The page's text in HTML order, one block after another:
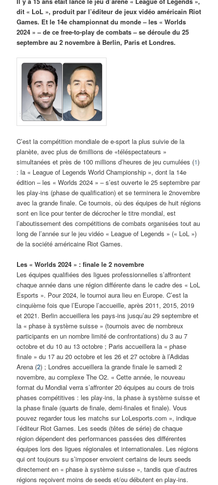
dit « LoL », produit par l’éditeur de jeux vidéo américain Riot
Games. Et le 14e championnat du monde – les « Worlds
2024 » – de ce free-to-play de combats – se déroule du 25
septembre au 2 novembre à Berlin, Paris et Londres.
C’est la compétition mondiale de e-sport la plus suivie de la
planète, avec plus de 6millions de «téléspectateurs »
simultanées et près de 100 millions d’heures de jeu cumulées (1)
: la « League of Legends World Championship », dont la 14e
édition – les « Worlds 2024 » – s’est ouverte le 25 septembre par
les play-ins (phase de qualification) et se terminera le 2novembre
avec la grande finale. Ce tournois, où des équipes de huit régions
sont en lice pour tenter de décrocher le titre mondial, est
l’aboutissement des compétitions de combats organisées tout au
long de l’année sur le jeu vidéo « League of Legends » (« LoL »)
de la société américaine Riot Games.
Les « Worlds 2024 » : finale le 2 novembre
Les équipes qualifiées des ligues professionnelles s’affrontent
chaque année dans une région différente dans le cadre des « LoL
Esports ». Pour 2024, le tournoi aura lieu en Europe. C’est la
cinquième fois que l’Europe l’accueille, après 2011, 2015, 2019
et 2021. Berlin accueillera les pays-ins jusqu’au 29 septembre et
la « phase à système suisse » (tournois avec de nombreux
participants en un nombre limité de confrontations) du 3 au 7
octobre et du 10 au 13 octobre ; Paris accueillera la « phase
finale » du 17 au 20 octobre et les 26 et 27 octobre à l’Adidas
Arena (2) ; Londres accueillera la grande finale le samedi 2
novembre, au complexe The O2. « Cette année, le nouveau
format du Mondial verra s’affronter 20 équipes au cours de trois
phases compétitives : les play-ins, la phase à système suisse et
la phase finale (quarts de finale, demi-finales et finale). Vous
pouvez regarder tous les matchs sur LoLesports.com », indique
l’éditeur Riot Games. Les seeds (têtes de série) de chaque
région dépendent des performances passées des différentes
équipes lors des ligues régionales et internationales. Les régions
qui ont toujours su s’imposer envoient certains de leurs seeds
directement en « phase à système suisse », tandis que d’autres
régions reçoivent moins de seeds et/ou débutent en play-ins.